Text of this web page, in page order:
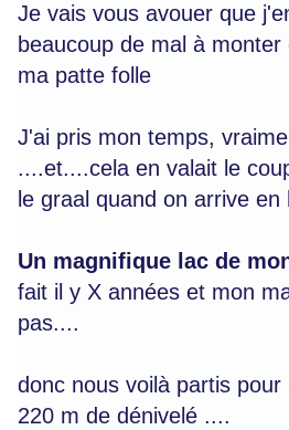
Je vais vous avouer que
beaucoup de mal à
ma patte folle
J'ai pris mon temps,
....et....cela en valait le
le graal quand on arrive en
Un magnifique lac de
fait il y X années et mon
pas....
donc nous voilà partis
220 m de dénivelé ....